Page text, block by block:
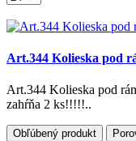
Art.344 Kolieska pod
Art.344 Kolieska pod
zahŕňa 2 ks!!!!!..
Obľúbený produkt